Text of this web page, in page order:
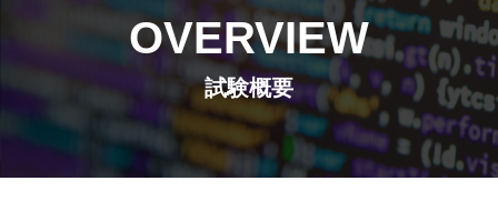
試験概要
資格取得のメリット
受験対策
インタビュー
OVERVIEW
試験概要